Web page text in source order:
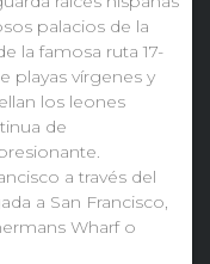
palacios de la
la famosa ruta 17-
playas vírgenes y
los leones
de
a través del
a San Francisco,
Wharf o